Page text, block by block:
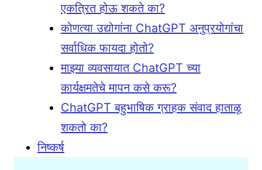
एकत्रित होऊ शकते का?
कोणत्या उद्योगांना ChatGPT अनुप्रयोगांचा
सर्वाधिक फायदा होतो?
माझ्या व्यवसायात ChatGPT च्या
कार्यक्षमतेचे मापन कसे करू?
ChatGPT बहुभाषिक ग्राहक संवाद हाताळू
शकतो का?
निष्कर्ष